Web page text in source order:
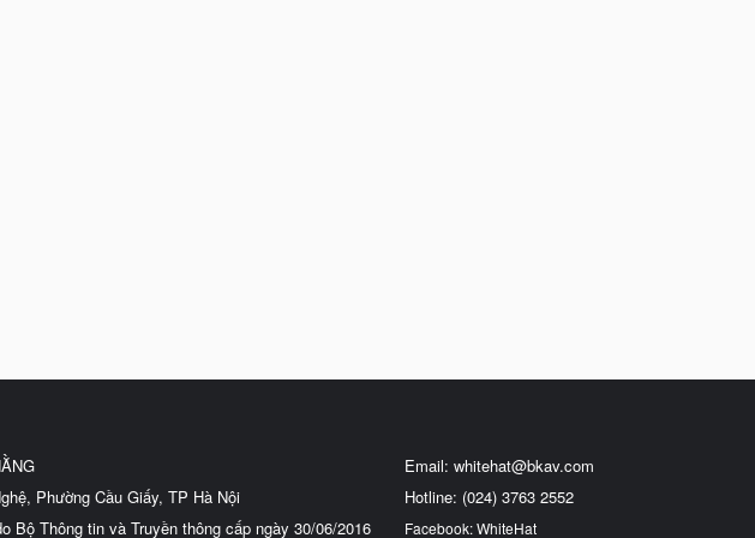
Phường Cầu Giấy, TP Hà Nội
Bộ Thông tin và Truyền thông cấp ngày 30/06/2016
Email: whitehat@bkav.com
Hotline: (024) 3763 2552
Facebook: WhiteHat